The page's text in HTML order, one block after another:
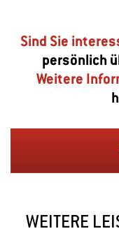
Sind Sie
persönlich
Weitere
WEITERE